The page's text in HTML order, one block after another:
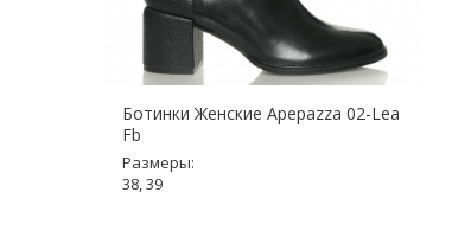
Ботинки Женские Apepazza 02-Lea
Fb
Размеры:
38, 39